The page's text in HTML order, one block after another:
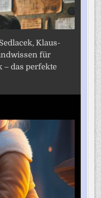
Klaus-
für
– das perfekte